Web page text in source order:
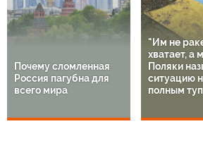
Почему сломленная
Россия пагубна для
всего мира
"Им не
хватает, а
Поляки
ситуацию
полным